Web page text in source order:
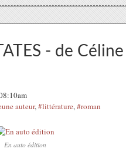
- de Céline
auteur,#littérature,#roman
En auto édition